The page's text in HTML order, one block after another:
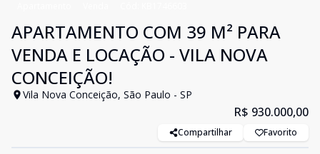
APARTAMENTO COM 39 M² PARA
VENDA E LOCAÇÃO - VILA NOVA
CONCEIÇÃO!
Vila Nova Conceição, São Paulo - SP
R$ 930.000,00
Compartilhar Favorito